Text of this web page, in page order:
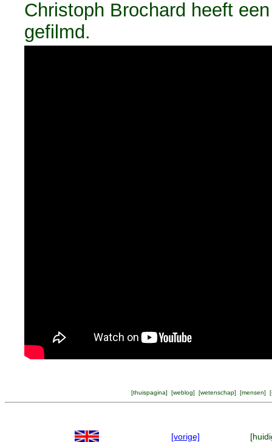
Christoph Brochard heeft
gefilmd.
[thuispagina] [weblog] [wetenschap] [mensen] [
[vorige]